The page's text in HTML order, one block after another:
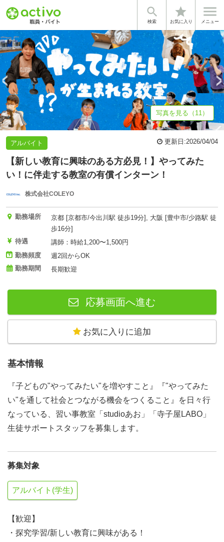

検索
star
お気に入り

メニュー
基本情報 募集詳細 企業情報
写真を見る（11）
アルバイト 更新日:2026/04/04
【新しい教育に興味のある方必見！】やってみた
い！に伴走する教室の有償インターン！
株式会社COLEYO
勤務場所
京都 [京都市/今出川駅 徒歩19分], 大阪 [豊中市/少路駅 徒
歩16分]
待遇
講師：時給1,200〜1,500円
勤務頻度
週2回からOK
勤務期間
長期歓迎
応募画面へ進む
お気に入りに追加
基本情報
『子どもの"やってみたい"を増やすこと』『"やってみた
い"を通して社会とつながる機会をつくること』を日々行
なっている、習い事教室「studioあお」「寺子屋LABO」
生徒サポートスタッフを募集します。
募集対象
アルバイト(学生)
【歓迎】
・探究学習/新しい教育に興味がある！